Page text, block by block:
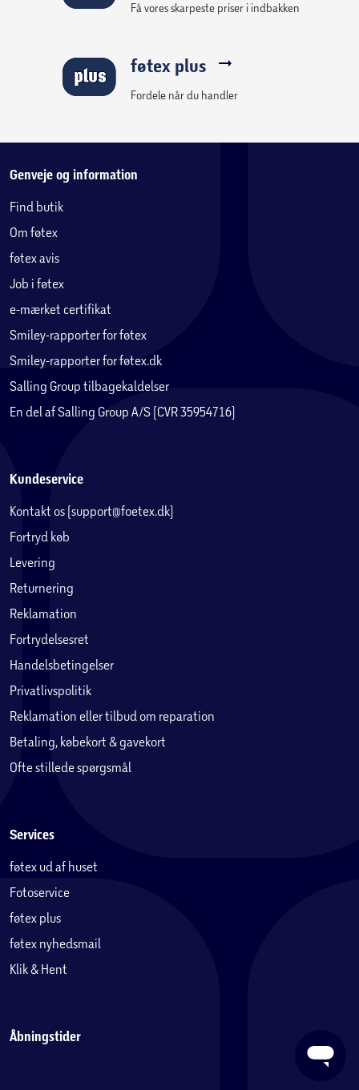
Få vores skarpeste priser i indbakken
føtex plus
Fordele når du handler
Genveje og information
Find butik
Om føtex
føtex avis
Job i føtex
e-mærket certifikat
Smiley-rapporter for føtex
Smiley-rapporter for føtex.dk
Salling Group tilbagekaldelser
En del af Salling Group A/S (CVR 35954716)
Kundeservice
Kontakt os (support@foetex.dk)
Fortryd køb
Levering
Returnering
Reklamation
Fortrydelsesret
Handelsbetingelser
Privatlivspolitik
Reklamation eller tilbud om reparation
Betaling, købekort & gavekort
Ofte stillede spørgsmål
Services
føtex ud af huset
Fotoservice
føtex plus
føtex nyhedsmail
Klik & Hent
Åbningstider